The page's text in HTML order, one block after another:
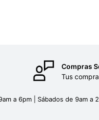
Compras
Tus
a 6pm | Sábados de 9am a